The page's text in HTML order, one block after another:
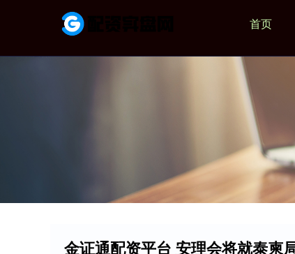
首页
金证通配资平台 安理会将就泰柬